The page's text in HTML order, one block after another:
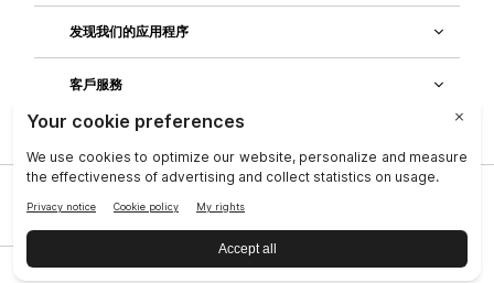
发现我们的应用程序
客戶服務